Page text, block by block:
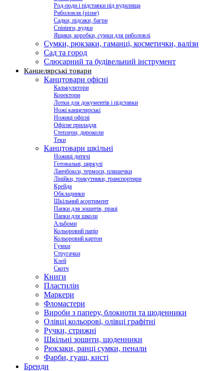
Род-поди і підставки під вудилища
Риболовля (різне)
Садки, підсаки, багри
Спінінги, вудки
Ящики, коробки, сумки для риболовлі
Сумки, рюкзаки, гаманці, косметички, валізи
Сад та город
Слюсарний та будівельний інструмент
Канцелярські товари
Канцтовари офісні
Калькулятори
Коректори
Лотки для документів і підставки
Ножі канцелярські
Ножиці офісні
Офісне приладдя
Степлери, дироколи
Теки
Канцтовари шкільні
Ножиці дитячі
Готовальні, циркулі
Ланчбокси, термоси, пляшечки
Лінійки, трикутники, транспортири
Крейда
Обкладинки
Шкільний асортимент
Папки для зошитів, праці
Папки для школи
Альбоми
Кольоровий папір
Кольоровий картон
Гумки
Стругачки
Клей
Скотч
Книги
Пластилін
Маркери
Фломастери
Вироби з паперу, блокноти та щоденники
Олівці кольорові, олівці графітні
Ручки, стрижні
Шкільні зошити, щоденники
Рюкзаки, ранці сумки, пенали
Фарби, гуаш, кисті
Бренди